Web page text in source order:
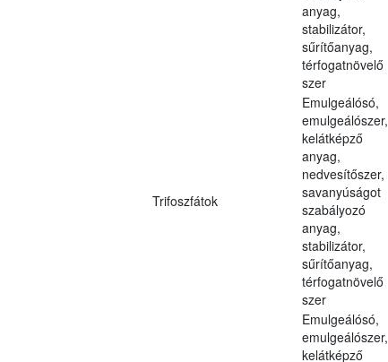
anyag,
stabilizátor,
sűrítőanyag,
térfogatnövelő
szer
Trifoszfátok
Emulgeálósó,
emulgeálószer,
kelátképző
anyag,
nedvesítőszer,
savanyúságot
szabályozó
anyag,
stabilizátor,
sűrítőanyag,
térfogatnövelő
szer
Emulgeálósó,
emulgeálószer,
kelátképző